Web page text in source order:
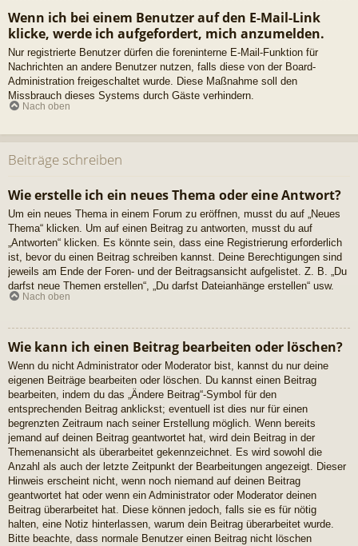
Wenn ich bei einem Benutzer auf den E-Mail-Link
klicke, werde ich aufgefordert, mich anzumelden.
Nur registrierte Benutzer dürfen die foreninterne E-Mail-Funktion für
Nachrichten an andere Benutzer nutzen, falls diese von der Board-
Administration freigeschaltet wurde. Diese Maßnahme soll den
Missbrauch dieses Systems durch Gäste verhindern.
Nach oben
Beiträge schreiben
Wie erstelle ich ein neues Thema oder eine Antwort?
Um ein neues Thema in einem Forum zu eröffnen, musst du auf „Neues
Thema“ klicken. Um auf einen Beitrag zu antworten, musst du auf
„Antworten“ klicken. Es könnte sein, dass eine Registrierung erforderlich
ist, bevor du einen Beitrag schreiben kannst. Deine Berechtigungen sind
jeweils am Ende der Foren- und der Beitragsansicht aufgelistet. Z. B. „Du
darfst neue Themen erstellen“, „Du darfst Dateianhänge erstellen“ usw.
Nach oben
Wie kann ich einen Beitrag bearbeiten oder löschen?
Wenn du nicht Administrator oder Moderator bist, kannst du nur deine
eigenen Beiträge bearbeiten oder löschen. Du kannst einen Beitrag
bearbeiten, indem du das „Ändere Beitrag“-Symbol für den
entsprechenden Beitrag anklickst; eventuell ist dies nur für einen
begrenzten Zeitraum nach seiner Erstellung möglich. Wenn bereits
jemand auf deinen Beitrag geantwortet hat, wird dein Beitrag in der
Themenansicht als überarbeitet gekennzeichnet. Es wird sowohl die
Anzahl als auch der letzte Zeitpunkt der Bearbeitungen angezeigt. Dieser
Hinweis erscheint nicht, wenn noch niemand auf deinen Beitrag
geantwortet hat oder wenn ein Administrator oder Moderator deinen
Beitrag überarbeitet hat. Diese können jedoch, falls sie es für nötig
halten, eine Notiz hinterlassen, warum dein Beitrag überarbeitet wurde.
Bitte beachte, dass normale Benutzer einen Beitrag nicht löschen